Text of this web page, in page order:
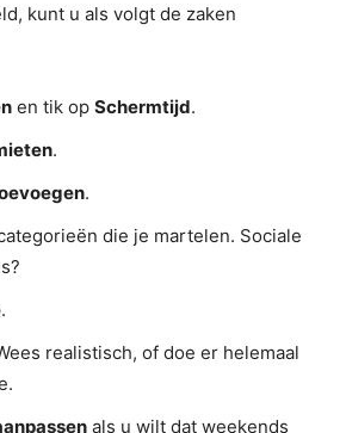
kunt u als volgt de zaken
en tik op Schermtijd.
.
.
die je martelen. Sociale
.
realistisch, of doe er helemaal
als u wilt dat weekends